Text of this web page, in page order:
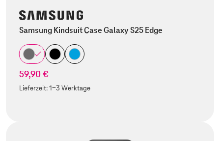
Samsung Kindsuit Case Galaxy S25 Edge
59,90 €
Lieferzeit:1-3 Werktage